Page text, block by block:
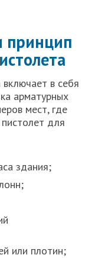
принцип
в себя
арматурных
мест, где
для
здания;
или плотин;